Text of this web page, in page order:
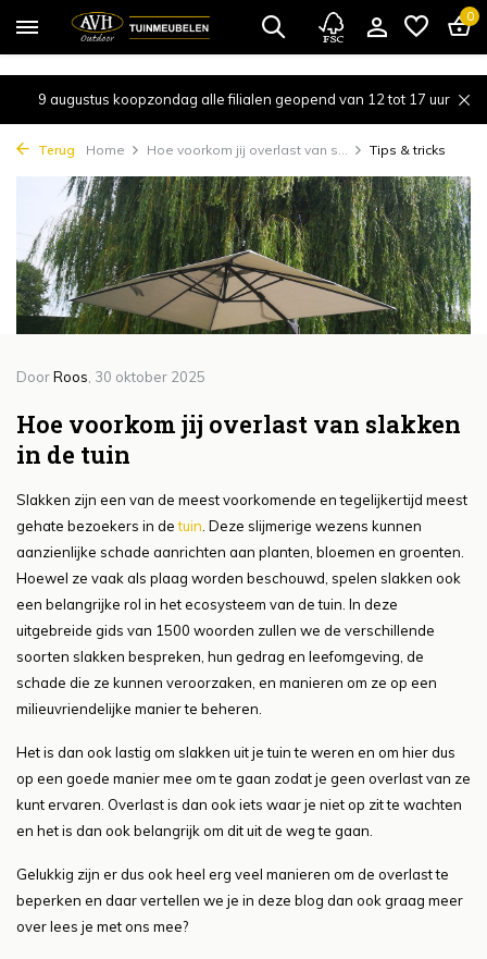
{!!% include 'snippets/cta.rain' %!!} 0
9 augustus koopzondag alle filialen geopend van 12 tot 17 uur
Terug Home Hoe voorkom jij overlast van s... Tips & tricks
DoorRoos , 30 oktober 2025
Hoe voorkom jij overlast van slakken
in de tuin
Slakken zijn een van de meest voorkomende en tegelijkertijd meest
gehate bezoekers in detuin . Deze slijmerige wezens kunnen
aanzienlijke schade aanrichten aan planten, bloemen en groenten.
Hoewel ze vaak als plaag worden beschouwd, spelen slakken ook
een belangrijke rol in het ecosysteem van de tuin. In deze
uitgebreide gids van 1500 woorden zullen we de verschillende
soorten slakken bespreken, hun gedrag en leefomgeving, de
schade die ze kunnen veroorzaken, en manieren om ze op een
milieuvriendelijke manier te beheren.
Het is dan ook lastig om slakken uit je tuin te weren en om hier dus
op een goede manier mee om te gaan zodat je geen overlast van ze
kunt ervaren. Overlast is dan ook iets waar je niet op zit te wachten
en het is dan ook belangrijk om dit uit de weg te gaan.
Gelukkig zijn er dus ook heel erg veel manieren om de overlast te
beperken en daar vertellen we je in deze blog dan ook graag meer
over lees je met ons mee?